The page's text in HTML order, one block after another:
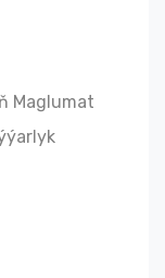
Maglumat